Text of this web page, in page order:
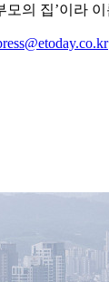
모의 집’이라